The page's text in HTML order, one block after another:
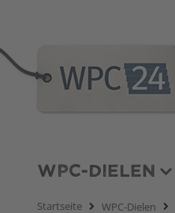
WPC-DIELEN
Startseite WPC-Dielen